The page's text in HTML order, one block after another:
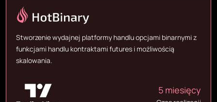
Stworzenie wydajnej platformy handlu opcjami binarnymi z
funkcjami handlu kontraktami futures i możliwością
skalowania.
5 miesięcy